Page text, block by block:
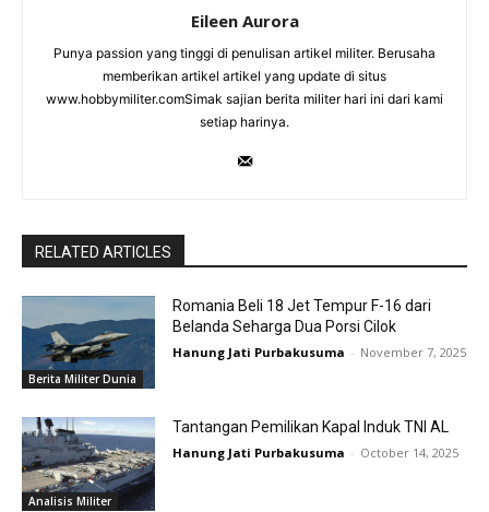
Eileen Aurora
Punya passion yang tinggi di penulisan artikel militer. Berusaha
memberikan artikel artikel yang update di situs
www.hobbymiliter.comSimak sajian berita militer hari ini dari kami
setiap harinya.
RELATED ARTICLES
Berita Militer Dunia
Romania Beli 18 Jet Tempur F-16 dari
Belanda Seharga Dua Porsi Cilok
Hanung Jati Purbakusuma - November 7, 2025
Analisis Militer
Tantangan Pemilikan Kapal Induk TNI AL
Hanung Jati Purbakusuma - October 14, 2025